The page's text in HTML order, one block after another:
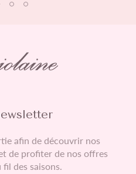
afin de découvrir nos
de profiter de nos offres
des saisons.